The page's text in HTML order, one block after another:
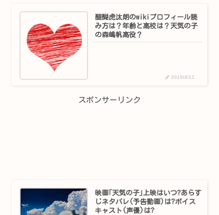
醍醐虎汰朗のwikiプロフィール読
み方は？年齢と高校は？天気の子
の森嶋帆高役？
2019/4/11
スポンサーリンク
映画｢天気の子｣上映はいつ?あらす
じネタバレ(予告動画)は?ボイス
キャスト(声優)は?